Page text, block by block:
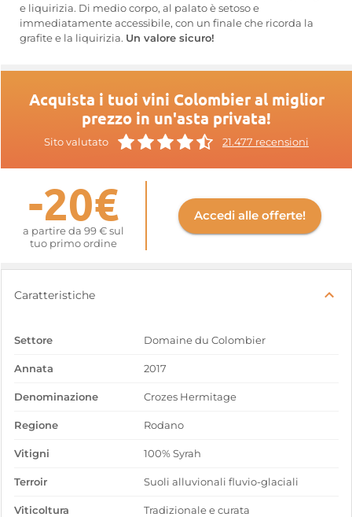
e liquirizia. Di medio corpo, al palato è setoso e
immediatamente accessibile, con un finale che ricorda la
grafite e la liquirizia. Un valore sicuro!
Acquista i tuoi vini Colombier al miglior
prezzo in un'asta privata!
Sito valutato 21.477 recensioni
-20€
a partire da 99 € sul
tuo primo ordine
Accedi alle offerte!
Caratteristiche
Settore Domaine du Colombier
Annata 2017
Denominazione Crozes Hermitage
Regione Rodano
Vitigni 100% Syrah
Terroir Suoli alluvionali fluvio-glaciali
Viticoltura Tradizionale e curata